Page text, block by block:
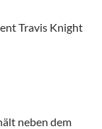
Travis Knight
neben dem